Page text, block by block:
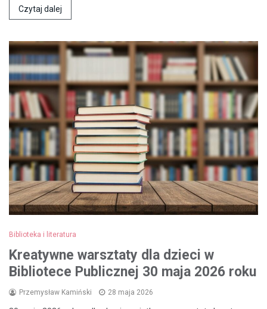
Czytaj dalej
Biblioteka i literatura
Kreatywne warsztaty dla dzieci w
Bibliotece Publicznej 30 maja 2026 roku
Przemysław Kamiński 28 maja 2026